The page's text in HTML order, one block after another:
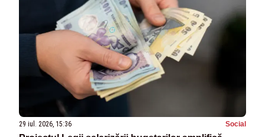
29 iul. 2026, 15:36 Social